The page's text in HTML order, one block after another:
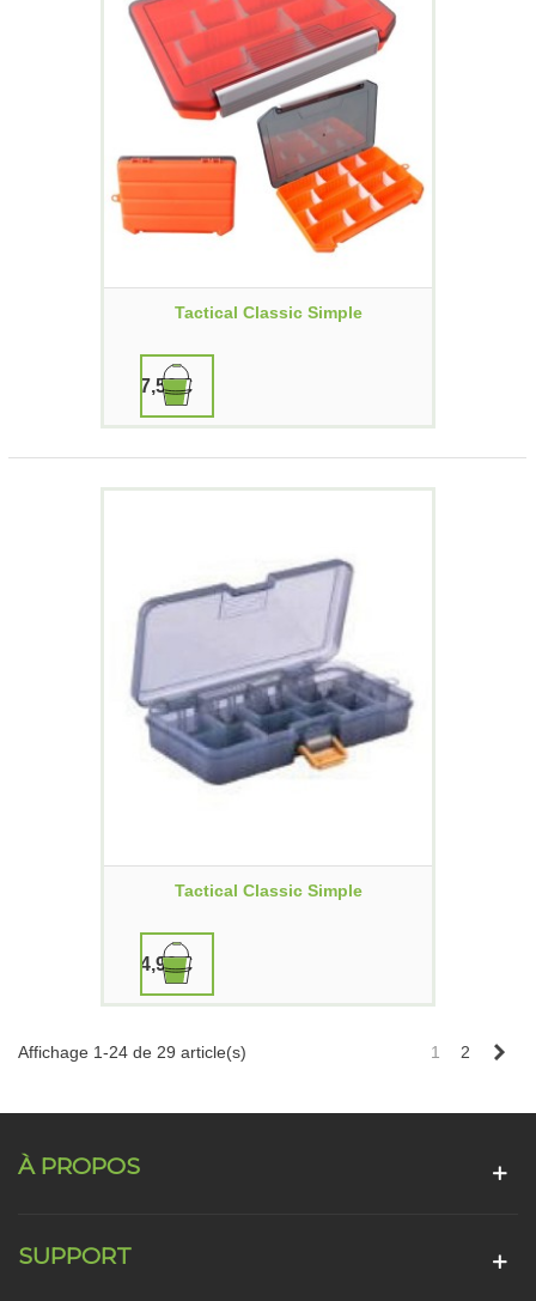
Tactical Classic Simple
7,50 €
Tactical Classic Simple
4,90 €
Affichage 1-24 de 29 article(s) 1 2
À PROPOS
SUPPORT